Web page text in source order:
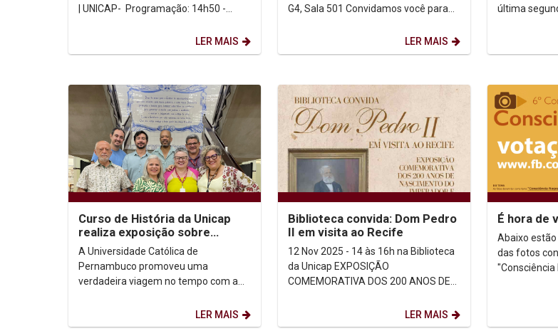
| UNICAP- Programação: 14h50 -
LER MAIS
G4, Sala 501 Convidamos você para
LER MAIS
última
Curso de História da Unicap
realiza exposição sobre
passagem de Dom Pedro II por
Pernambuco
A Universidade Católica de
Pernambuco promoveu uma
verdadeira viagem no tempo com a
coleção, organizado pelo professor...
LER MAIS
Biblioteca convida: Dom Pedro
II em visita ao Recife
12 Nov 2025 - 14 às 16h na Biblioteca
da Unicap EXPOSIÇÃO
COMEMORATIVA DOS 200 ANOS DE
ANOS DE SUA VINDA AO RECIFE ...
LER MAIS
É hora de
Abaixo
das fotos
"Consciência